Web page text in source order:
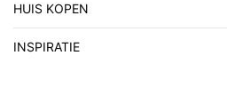
HUIS KOPEN
INSPIRATIE